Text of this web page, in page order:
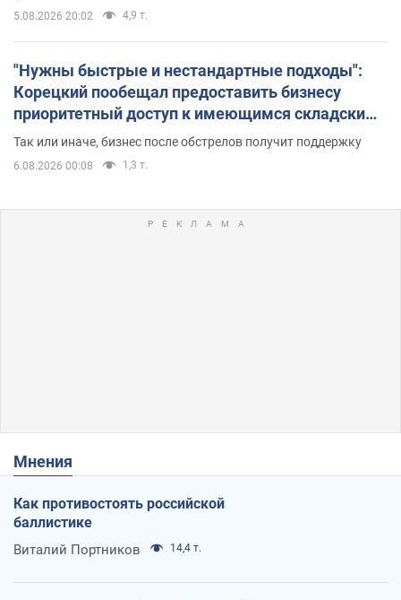
5.08.2026 20:02 4,9 т.
"Нужны быстрые и нестандартные подходы":
Корецкий пообещал предоставить бизнесу
приоритетный доступ к имеющимся складским
помещениям
Так или иначе, бизнес после обстрелов получит поддержку
6.08.2026 00:08 1,3 т.
Мнения
Как противостоять российской
баллистике
Виталий Портников 14,4 т.